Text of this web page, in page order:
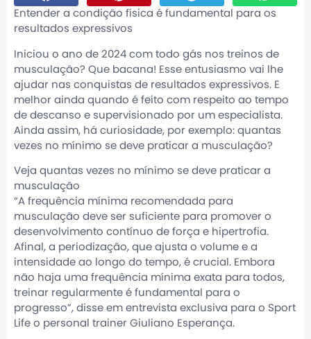
Entender a condição física é fundamental para os
resultados expressivos
Iniciou o ano de 2024 com todo gás nos treinos de
musculação? Que bacana! Esse entusiasmo vai lhe
ajudar nas conquistas de resultados expressivos. E
melhor ainda quando é feito com respeito ao tempo
de descanso e supervisionado por um especialista.
Ainda assim, há curiosidade, por exemplo: quantas
vezes no mínimo se deve praticar a musculação?
Veja quantas vezes no mínimo se deve praticar a
musculação
“A frequência mínima recomendada para
musculação deve ser suficiente para promover o
desenvolvimento contínuo de força e hipertrofia.
Afinal, a periodização, que ajusta o volume e a
intensidade ao longo do tempo, é crucial. Embora
não haja uma frequência mínima exata para todos,
treinar regularmente é fundamental para o
progresso”, disse em entrevista exclusiva para o Sport
Life o personal trainer Giuliano Esperança.